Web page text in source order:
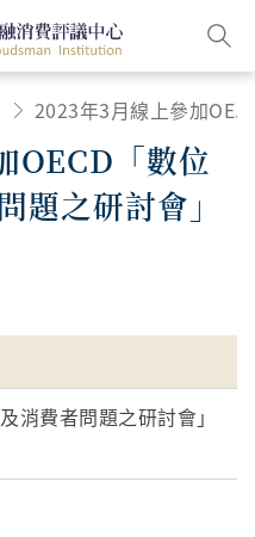
2023年3月線上參加OECD「數位貨幣發展及消費者問題之研討會」
OECD「數位
題之研討會」
消費者問題之研討會」